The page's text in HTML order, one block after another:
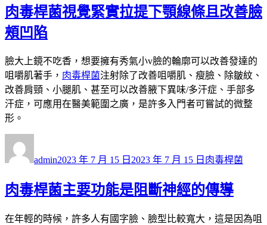
期:
肉毒桿菌視覺緊實拉提下顎線條且改善臉
頰凹陷
臉大上鏡不吃香，想要擁有秀氣小v臉的輪廓可以改善發達的
咀嚼肌著手， 肉毒桿菌注射除了改善咀嚼肌、瘦臉、除皺紋、
改善肩頸、小腿肌、甚至可以改善腋下異味/多汗症、手部多
汗症，可應用在醫美範圍之廣，是許多入門者可嘗試的微整
形。
者
admin佈
期:
2023 年 7 月 15 日 2023 年 7 月 15 日 類
肉毒桿菌
肉毒桿菌主要功能是阻斷神經的傳導
在年輕的時候，許多人有國字臉、臉型比較寬大，這是因為咀